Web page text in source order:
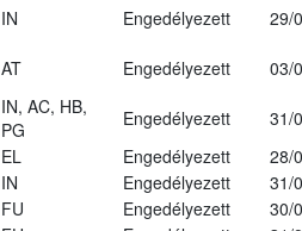
IN Engedélyezett
29/
AT Engedélyezett
03/
IN, AC, HB,
PG
Engedélyezett
31/
EL Engedélyezett
28/
IN Engedélyezett
31/
FU Engedélyezett
30/